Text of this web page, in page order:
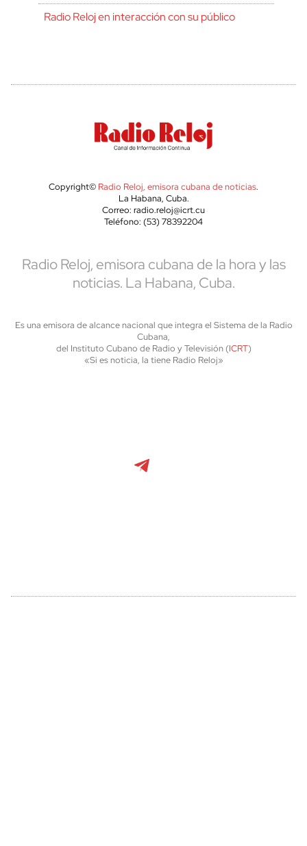
Radio Reloj en interacción con su público
Copyright© Radio Reloj, emisora cubana de noticias.
La Habana, Cuba.
Correo: radio.reloj@icrt.cu
Teléfono: (53) 78392204
Radio Reloj, emisora cubana de la hora y las
noticias. La Habana, Cuba.
Es una emisora de alcance nacional que integra el Sistema de la Radio
Cubana,
del Instituto Cubano de Radio y Televisión (ICRT)
«Si es noticia, la tiene Radio Reloj»